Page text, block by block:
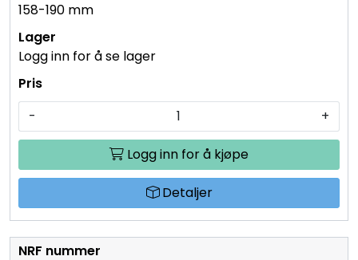
158-190 mm
Logg inn for å se lager
- +
Logg inn for å kjøpe
Detaljer